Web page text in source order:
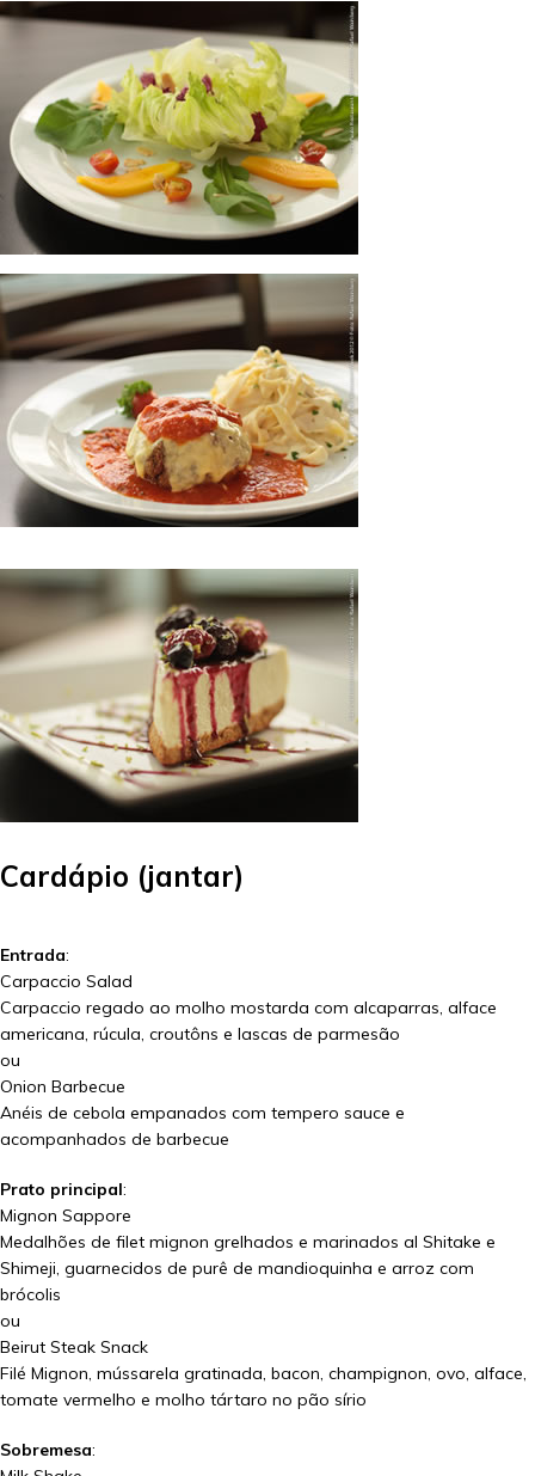
Cardápio (jantar)
Entrada:
Carpaccio Salad
Carpaccio regado ao molho mostarda com alcaparras, alface
americana, rúcula, croutôns e lascas de parmesão
ou
Onion Barbecue
Anéis de cebola empanados com tempero sauce e
acompanhados de barbecue
Prato principal:
Mignon Sappore
Medalhões de filet mignon grelhados e marinados al Shitake e
Shimeji, guarnecidos de purê de mandioquinha e arroz com
brócolis
ou
Beirut Steak Snack
Filé Mignon, mússarela gratinada, bacon, champignon, ovo, alface,
tomate vermelho e molho tártaro no pão sírio
Sobremesa: